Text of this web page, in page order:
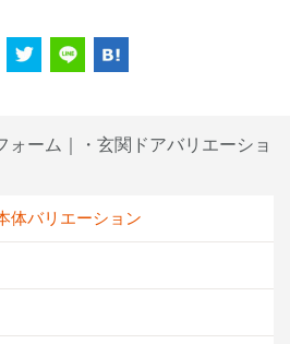
ォーム｜・玄関ドアバリエーショ
体バリエーション